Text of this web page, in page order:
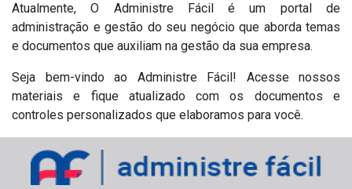
Atualmente, O Administre Fácil é um portal de
administração e gestão do seu negócio que aborda temas
e documentos que auxiliam na gestão da sua empresa.
Seja bem-vindo ao Administre Fácil! Acesse nossos
materiais e fique atualizado com os documentos e
controles personalizados que elaboramos para você.